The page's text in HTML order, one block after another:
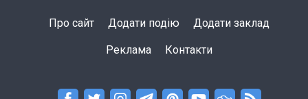
Про сайт Додати подію Додати заклад
Реклама Контакти